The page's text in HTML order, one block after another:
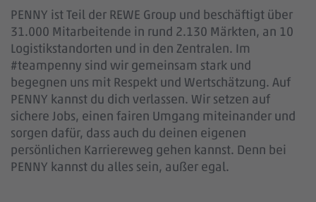
PENNY ist Teil der REWE Group und beschäftigt über
31.000 Mitarbeitende in rund 2.130 Märkten, an 10
Logistikstandorten und in den Zentralen. Im
#teampenny sind wir gemeinsam stark und
begegnen uns mit Respekt und Wertschätzung. Auf
PENNY kannst du dich verlassen. Wir setzen auf
sichere Jobs, einen fairen Umgang miteinander und
sorgen dafür, dass auch du deinen eigenen
persönlichen Karriereweg gehen kannst. Denn bei
PENNY kannst du alles sein, außer egal.